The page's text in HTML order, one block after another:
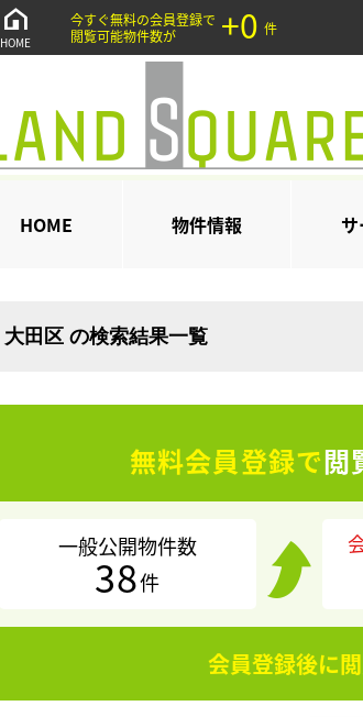
HOME
今すぐ無料の会員登録で
閲覧可能物件数が
+0 件
HOME 物件情報
大田区 の検索結果一覧
無料会員登録で閲
一般公開物件数
38件
会員登録後に